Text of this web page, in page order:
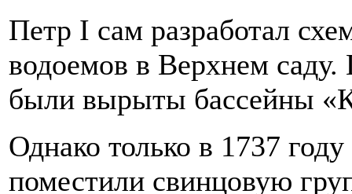
Петр I сам разработал
водоемов в Верхнем саду.
были вырыты бассейны
Однако только в 1737
поместили свинцовую